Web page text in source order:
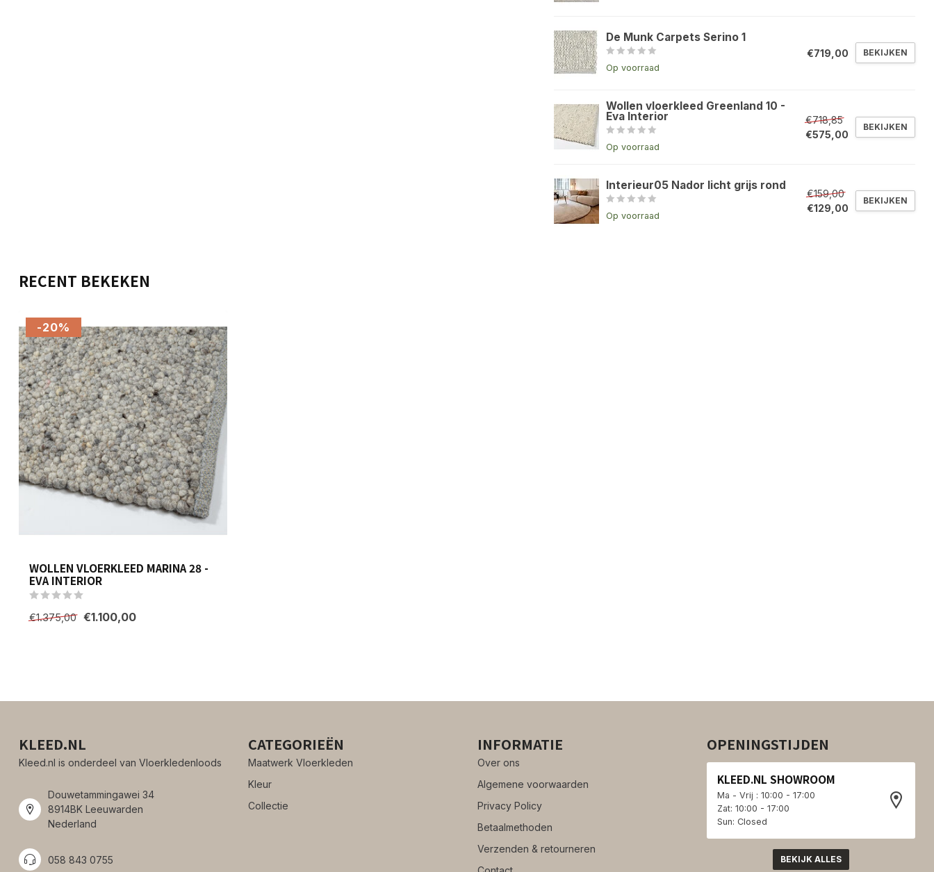
De Munk Carpets Serino 1
Op voorraad
€719,00 BEKIJKEN
Wollen vloerkleed Greenland 10 -
Eva Interior
Op voorraad
€718,85
€575,00
BEKIJKEN
Interieur05 Nador licht grijs rond
Op voorraad
€159,00
€129,00
BEKIJKEN
RECENT BEKEKEN
-20%
WOLLEN VLOERKLEED MARINA 28 -
EVA INTERIOR
€1.375,00 €1.100,00
KLEED.NL
Kleed.nl is onderdeel van Vloerkledenloods
Douwetammingawei 34
8914BK Leeuwarden
Nederland
058 843 0755
CATEGORIEËN
Maatwerk Vloerkleden
Kleur
Collectie
INFORMATIE
Over ons
Algemene voorwaarden
Privacy Policy
Betaalmethoden
Verzenden & retourneren
OPENINGSTIJDEN
KLEED.NL SHOWROOM
Ma - Vrij : 10:00 - 17:00
Zat: 10:00 - 17:00
Sun: Closed
BEKIJK ALLES